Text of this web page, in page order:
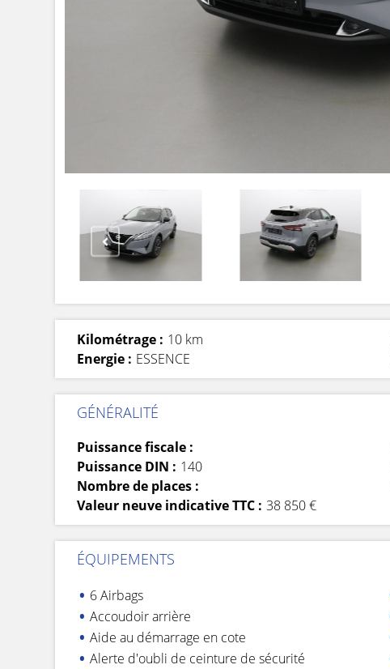
Kilométrage : 10 km
Energie : ESSENCE
GÉNÉRALITÉ
Puissance fiscale :
Puissance DIN : 140
Nombre de places :
Valeur neuve indicative TTC : 38 850 €
ÉQUIPEMENTS
6 Airbags
Accoudoir arrière
Aide au démarrage en cote
Alerte d'oubli de ceinture de sécurité